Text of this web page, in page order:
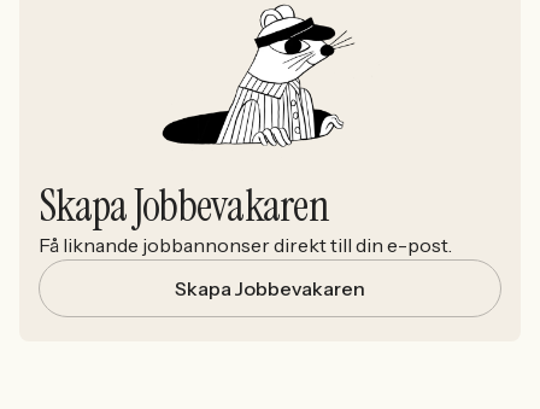
Skapa Jobbevakaren
Få liknande jobbannonser direkt till din e-post.
Skapa Jobbevakaren